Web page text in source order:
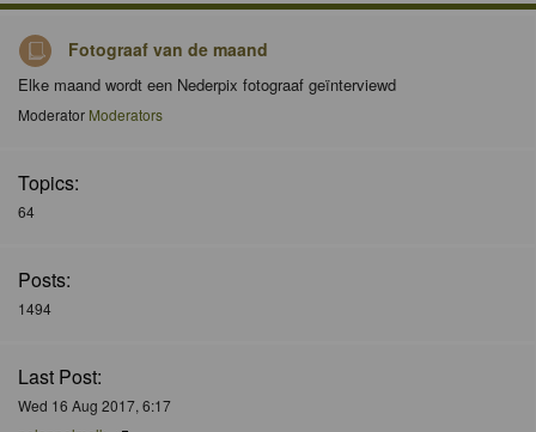
Fotograaf van de maand
Elke maand wordt een Nederpix fotograaf geïnterviewd
Moderator Moderators
Topics:
64
Posts:
1494
Last Post:
Wed 16 Aug 2017, 6:17